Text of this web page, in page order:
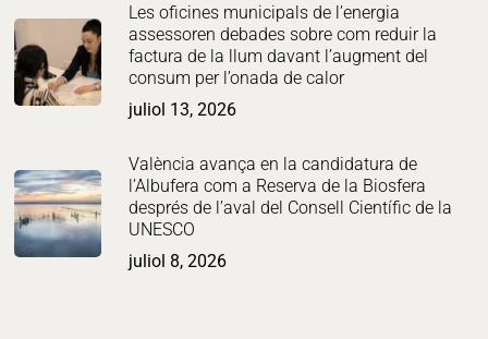
Les oficines municipals de l’energia
assessoren debades sobre com reduir la
factura de la llum davant l’augment del
consum per l’onada de calor
juliol 13, 2026
València avança en la candidatura de
l’Albufera com a Reserva de la Biosfera
després de l’aval del Consell Científic de la
UNESCO
juliol 8, 2026